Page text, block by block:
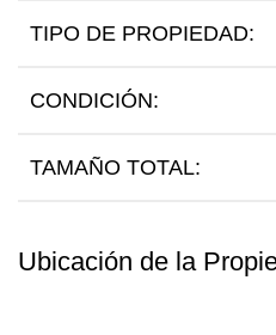
TIPO DE PROPIEDAD:
CONDICIÓN:
TAMAÑO TOTAL:
Ubicación de la